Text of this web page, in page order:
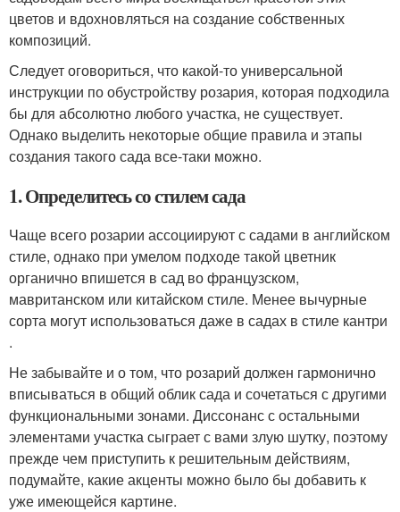
цветов и вдохновляться на создание собственных
композиций.
Следует оговориться, что какой-то универсальной
инструкции по обустройству розария, которая подходила
бы для абсолютно любого участка, не существует.
Однако выделить некоторые общие правила и этапы
создания такого сада все-таки можно.
1. Определитесь со стилем сада
Чаще всего розарии ассоциируют с садами в английском
стиле, однако при умелом подходе такой цветник
органично впишется в сад во французском,
мавританском или китайском стиле. Менее вычурные
сорта могут использоваться даже в садах в стиле кантри
.
Не забывайте и о том, что розарий должен гармонично
вписываться в общий облик сада и сочетаться с другими
функциональными зонами. Диссонанс с остальными
элементами участка сыграет с вами злую шутку, поэтому
прежде чем приступить к решительным действиям,
подумайте, какие акценты можно было бы добавить к
уже имеющейся картине.